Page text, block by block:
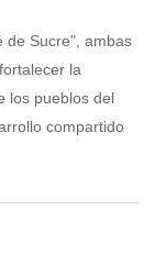
de Sucre", ambas
la
los pueblos del
compartido